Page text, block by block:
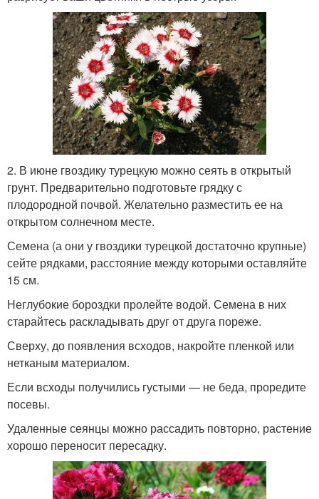
2. В июне гвоздику турецкую можно сеять в открытый
грунт. Предварительно подготовьте грядку с
плодородной почвой. Желательно разместить ее на
открытом солнечном месте.
Семена (а они у гвоздики турецкой достаточно крупные)
сейте рядками, расстояние между которыми оставляйте
15 см.
Неглубокие бороздки пролейте водой. Семена в них
старайтесь раскладывать друг от друга пореже.
Сверху, до появления всходов, накройте пленкой или
нетканым материалом.
Если всходы получились густыми — не беда, проредите
посевы.
Удаленные сеянцы можно рассадить повторно, растение
хорошо переносит пересадку.